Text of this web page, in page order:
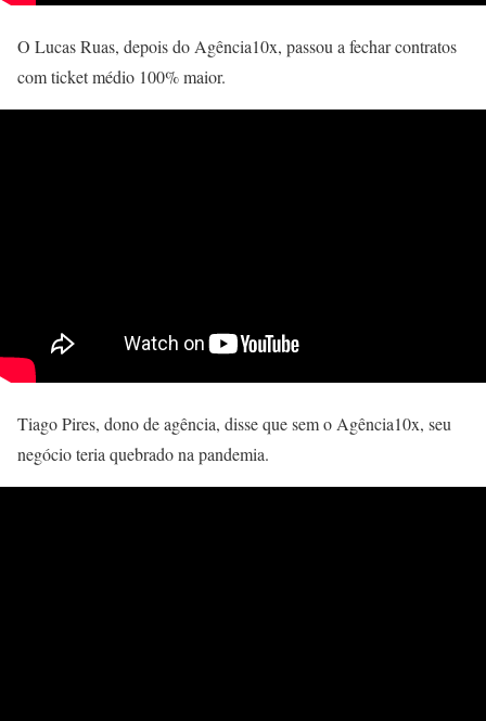
O Lucas Ruas, depois do Agência10x, passou a fechar contratos
com ticket médio 100% maior.
Tiago Pires, dono de agência, disse que sem o Agência10x, seu
negócio teria quebrado na pandemia.